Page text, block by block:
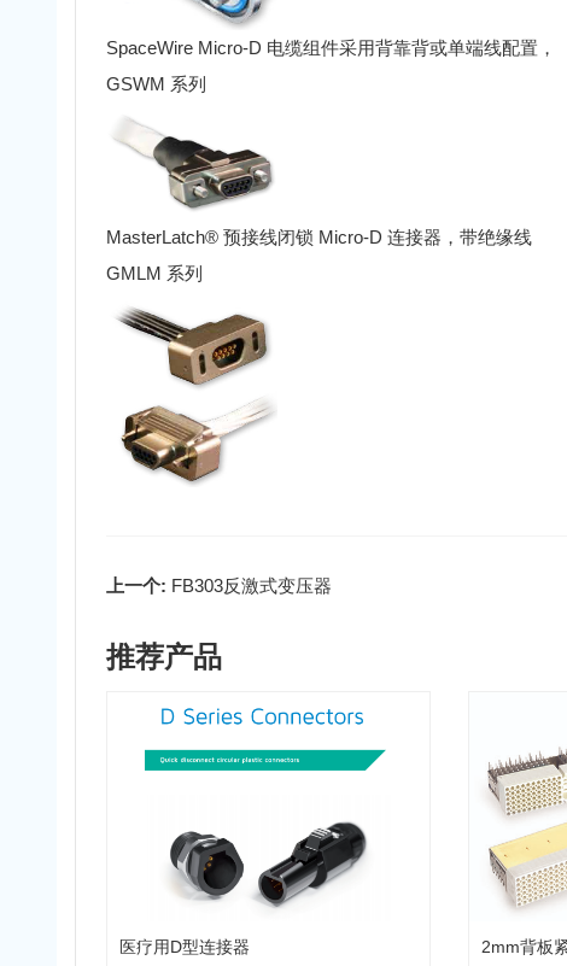
SpaceWire Micro-D 电缆组件采用背靠背或单端线配置，
GSWM 系列
MasterLatch® 预接线闭锁 Micro-D 连接器，带绝缘线
GMLM 系列
上一个: FB303反激式变压器
推荐产品
医疗用D型连接器 2mm背板